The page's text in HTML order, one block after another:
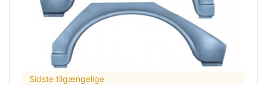
Sidste tilgængelige